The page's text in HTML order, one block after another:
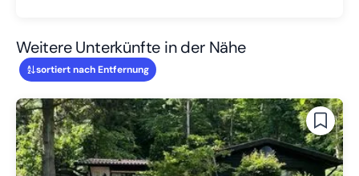
Weitere Unterkünfte in der Nähe
sortiert nach Entfernung